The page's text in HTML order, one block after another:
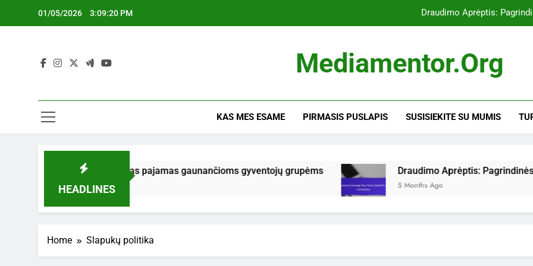
01/05/2026 3:09:20 PM Draudimo Aprėptis:
Medikamentų Laikymas:
Draudimo Aprėptis:
Medikamentų Laikymas:
Mediamentor.org
KAS MES ESAME PIRMASIS PUSLAPIS SUSISIEKITE SU MUMIS
HEADLINES
ir sprendimai mažas pajamas gaunančioms gyventojų grupėms Draudimo Aprėptis: Pagrindinės
5 Months Ago
Home Slapukų politika